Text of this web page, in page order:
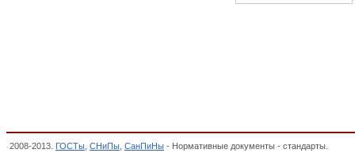
2008-2013. ГОСТы СНиПы СанПиНы - Нормативные документы - стандарты.